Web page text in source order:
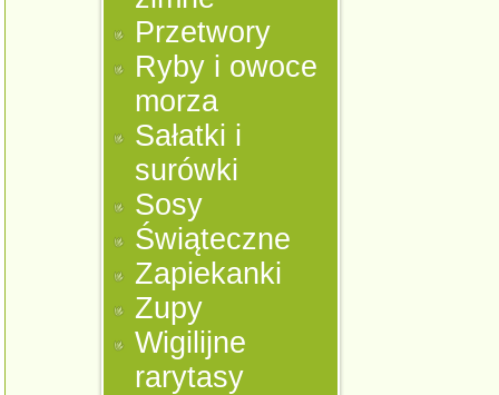
Przetwory
Ryby i owoce
morza
Sałatki i
surówki
Sosy
Świąteczne
Zapiekanki
Zupy
Wigilijne
rarytasy